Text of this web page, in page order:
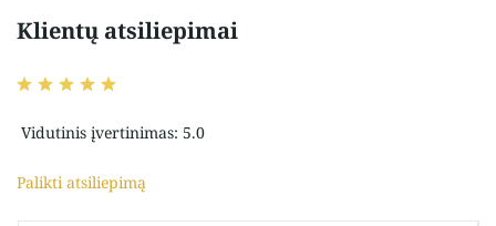
Klientų atsiliepimai
Vidutinis įvertinimas: 5.0
Palikti atsiliepimą